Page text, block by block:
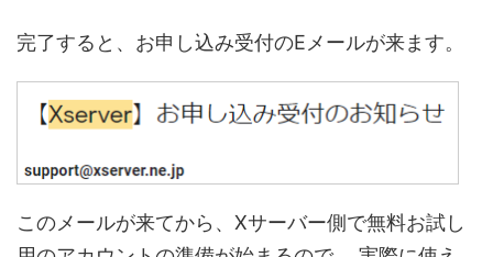
完了すると、お申し込み受付のEメールが来ます。
このメールが来てから、Xサーバー側で無料お試し